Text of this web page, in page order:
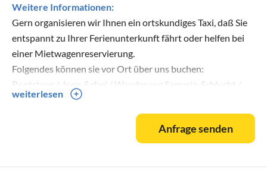
Weitere Informationen:
Gern organisieren wir Ihnen ein ortskundiges Taxi, daß Sie
entspannt zu Ihrer Ferienunterkunft fährt oder helfen bei
einer Mietwagenreservierung.
Folgendes können sie vor Ort über uns buchen:
Bootstour / Jeep-Safari / Wanderung Samaria-Schlucht /
Bergtrip zum Psiloritis / Ausflug zum Arcadi-Kloster und
Töpferdorf "Magarites" / Ausflug NaturschutzInsel
weiterlesen
Anfrage senden